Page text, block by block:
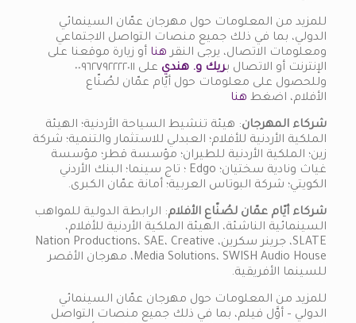
للمزيد من المعلومات حول مهرجان عمّان السينمائي
الدولي، بما في ذلك جميع منصات التواصل الاجتماعي
ومعلومات الاتصال، يرجى النقر هنا أو زيارة موقعنا على
الإنترنت أو الاتصال بريك و. هندي
على ٠٠٩٦٢٧٩٢٢٢٢٠١١
وللحصول على معلومات حول أيّام عمّان لصُنّاع
الأفلام، اضغط هنا
شركاء المهرجان: هيئة تنشيط السياحة الأردنية؛ الهيئة
الملكية الأردنية للأفلام؛ العبدلي للاستثمار والتنمية؛ شركة
زين؛ الملكية الأردنية للطيران؛ مؤسسة قطر؛ مؤسسة
غياث ونادية سختيان؛ Edgo ؛ تاج سينما؛ البنك الأردني
الكويتي؛ شركة البوتاس العربية؛ أمانة عمّان الكبرى.
شركاء أيّام عمّان لصُنّاع الأفلام: الرابطة الدولية للمواهب
السينمائية الناشئة، الهيئة الملكية الأردنية للأفلام،
SLATE، جرينر سكرين، Nation Productions، SAE، Creative
Media Solutions، SWISH Audio House، مهرجان الأقصر
للسينما الأفريقية.
للمزيد من المعلومات حول مهرجان عمّان السينمائي
الدولي – أوَّل فيلم، بما في ذلك جميع منصات التواصل